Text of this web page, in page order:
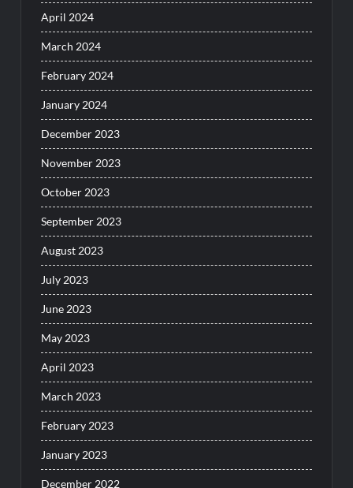
April 2024
March 2024
February 2024
January 2024
December 2023
November 2023
October 2023
September 2023
August 2023
July 2023
June 2023
May 2023
April 2023
March 2023
February 2023
January 2023
December 2022